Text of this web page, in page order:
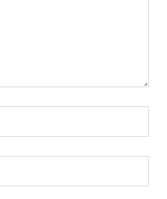
:*
:*